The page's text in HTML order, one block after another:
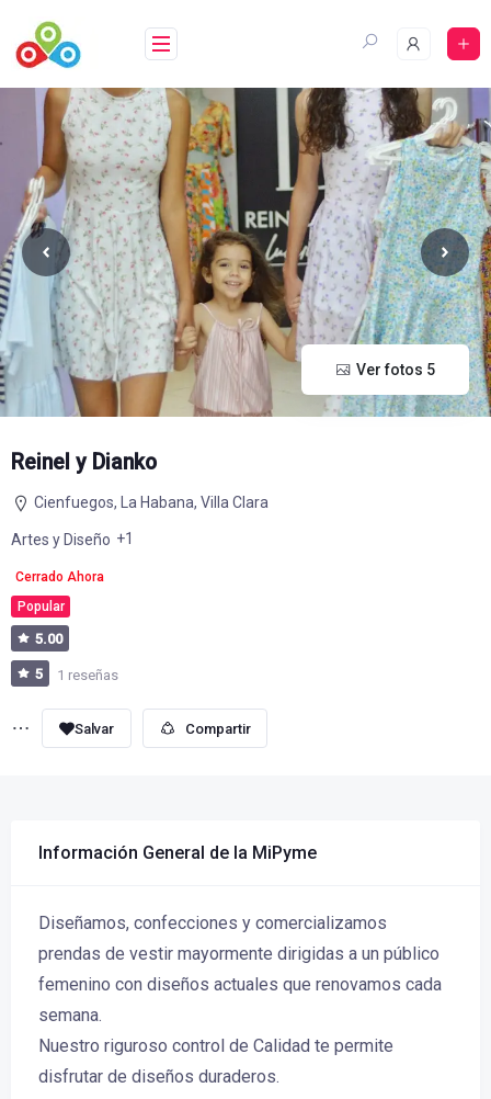
contenido
Ver fotos 5
Reinel y Dianko
Cienfuegos, La Habana, Villa Clara
Artes y Diseño +1
Cerrado Ahora
Popular
5.00
5 1 reseñas
Compartir
Información General de la MiPyme
Diseñamos, confecciones y comercializamos
prendas de vestir mayormente dirigidas a un público
femenino con diseños actuales que renovamos cada
semana.
Nuestro riguroso control de Calidad te permite
disfrutar de diseños duraderos.